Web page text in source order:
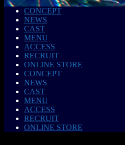
CONCEPT
NEWS
CAST
MENU
ACCESS
RECRUIT
ONLINE STORE
CONCEPT
NEWS
CAST
MENU
ACCESS
RECRUIT
ONLINE STORE